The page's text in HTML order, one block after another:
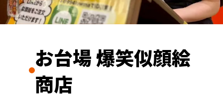
お台場 爆笑似顔絵
商店